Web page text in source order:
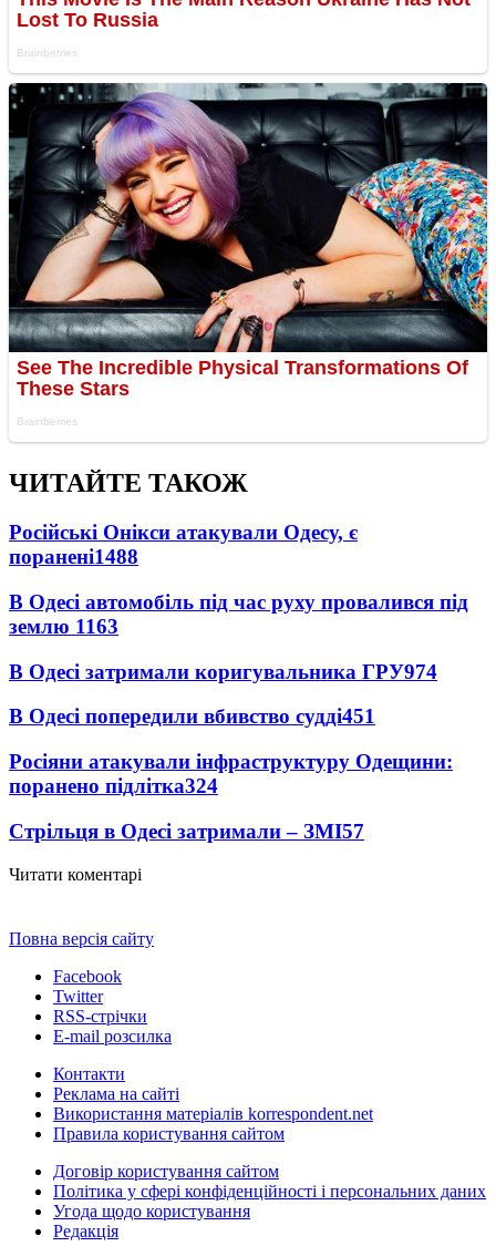
ЧИТАЙТЕ ТАКОЖ
Російські Онікси атакували Одесу, є
поранені1488
В Одесі автомобіль під час руху провалився під
землю 1163
В Одесі затримали коригувальника ГРУ974
В Одесі попередили вбивство судді451
Росіяни атакували інфраструктуру Одещини:
поранено підлітка324
Стрільця в Одесі затримали – ЗМІ57
Читати коментарі
Повна версія сайту
Facebook
Twitter
RSS-стрічки
E-mail розсилка
Контакти
Реклама на сайті
Використання матеріалів korrespondent.net
Правила користування сайтом
Договір користування сайтом
Політика у сфері конфіденційності і персональних даних
Угода щодо користування
Редакція